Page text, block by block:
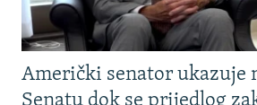
Američki senator ukazuje